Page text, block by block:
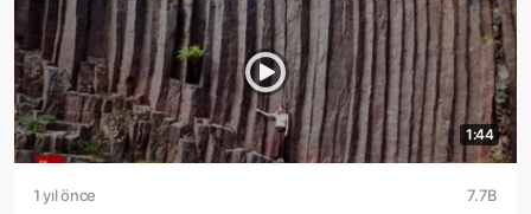
1:44
1 yıl önce 7.7B